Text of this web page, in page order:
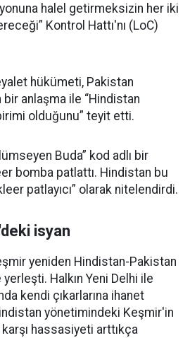
halel getirmeksizin her iki
Kontrol Hattı'nı (LoC)
hükümeti, Pakistan
anlaşma ile “Hindistan
olduğunu” teyit etti.
Buda” kod adlı bir
bomba patlattı. Hindistan bu
patlayıcı” olarak nitelendirdi.
isyan
yeniden Hindistan-Pakistan
Halkın Yeni Delhi ile
kendi çıkarlarına ihanet
yönetimindeki Keşmir'in
hassasiyeti arttıkça